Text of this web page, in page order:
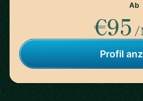
Ab
€95 /
Profil